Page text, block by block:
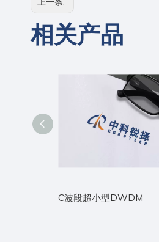
相关产品
C波段超小型DWDM